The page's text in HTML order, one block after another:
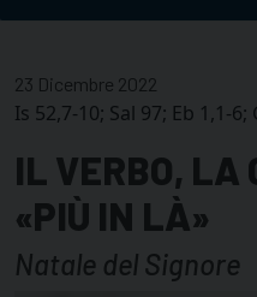
23 Dicembre 2022
Is 52,7-10; Sal 97; Eb 1,1-6;
IL VERBO, LA
«PIÙ IN LÀ»
Natale del Signore